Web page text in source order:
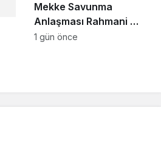
Mekke Savunma
Anlaşması Rahmani mi,
Şeytani mi?
1 gün önce